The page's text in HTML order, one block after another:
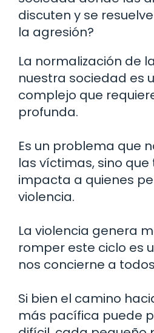
discuten y se
la agresión?
La normalización de
nuestra sociedad es
complejo que
profunda.
Es un problema que
las víctimas, sino
impacta a quienes
violencia.
La violencia genera
romper este ciclo es
nos concierne a
Si bien el camino
más pacífica puede